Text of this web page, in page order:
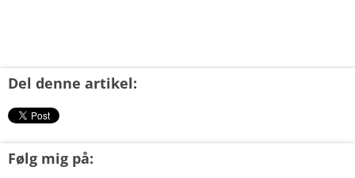
Del denne artikel:
Følg mig på: